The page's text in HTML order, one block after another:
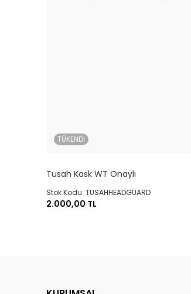
TÜKENDİ
Tusah Kask WT Onaylı
Stok Kodu: TUSAHHEADGUARD
2.000,00 TL